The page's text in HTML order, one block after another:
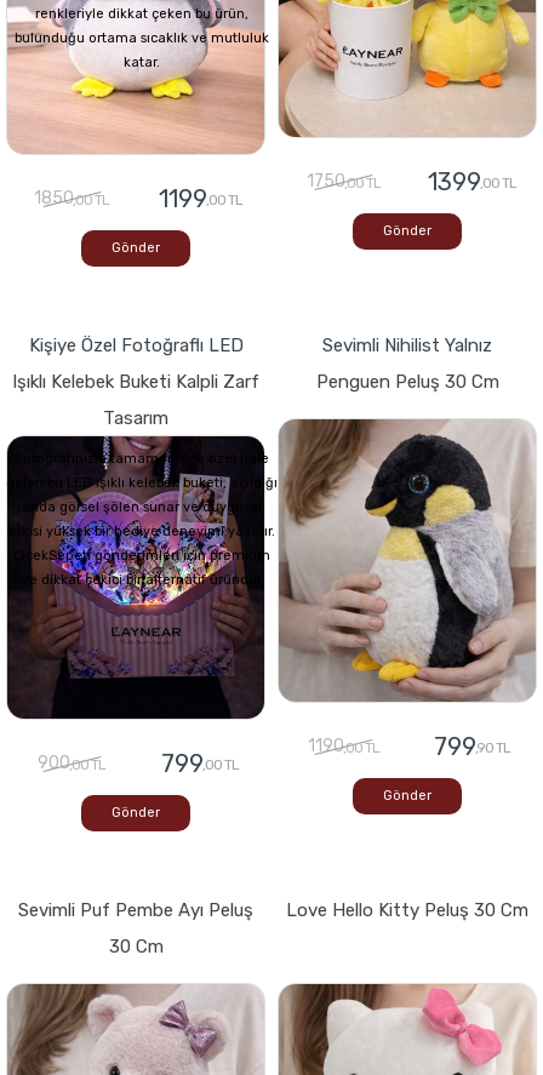
renkleriyle dikkat çeken bu ürün,
bulunduğu ortama sıcaklık ve mutluluk
katar.
1850,00 TL 1199,00 TL
Gönder
1750,00 TL 1399,00 TL
Gönder
Kişiye Özel Fotoğraflı LED
Işıklı Kelebek Buketi Kalpli Zarf
Tasarım
Fotoğrafınızla tamamen size özel hale
gelen bu LED ışıklı kelebek buketi, açıldığı
anda görsel şölen sunar ve duygusal
etkisi yüksek bir hediye deneyimi yaşatır.
ÇiçekSepeti gönderimleri için premium
ve dikkat çekici bir alternatif üründür
900,00 TL 799,00 TL
Gönder
Sevimli Nihilist Yalnız
Penguen Peluş 30 Cm
1190,00 TL 799,90 TL
Gönder
Sevimli Puf Pembe Ayı Peluş
30 Cm
Love Hello Kitty Peluş 30 Cm